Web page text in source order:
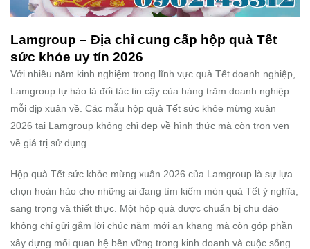
Lamgroup – Địa chỉ cung cấp hộp quà Tết
sức khỏe uy tín 2026
Với nhiều năm kinh nghiệm trong lĩnh vực quà Tết doanh nghiệp,
Lamgroup tự hào là đối tác tin cậy của hàng trăm doanh nghiệp
mỗi dịp xuân về. Các mẫu hộp quà Tết sức khỏe mừng xuân
2026 tại Lamgroup không chỉ đẹp về hình thức mà còn trọn vẹn
về giá trị sử dụng.
Hộp quà Tết sức khỏe mừng xuân 2026 của Lamgroup là sự lựa
chọn hoàn hảo cho những ai đang tìm kiếm món quà Tết ý nghĩa,
sang trọng và thiết thực. Một hộp quà được chuẩn bị chu đáo
không chỉ gửi gắm lời chúc năm mới an khang mà còn góp phần
xây dựng mối quan hệ bền vững trong kinh doanh và cuộc sống.